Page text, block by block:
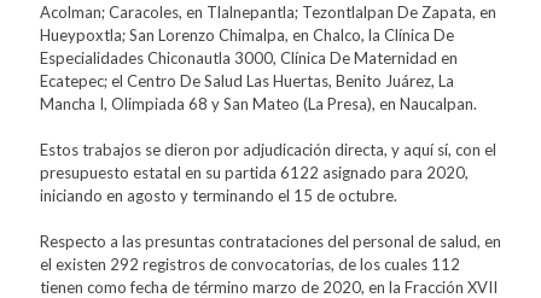
Acolman; Caracoles, en Tlalnepantla; Tezontlalpan De Zapata, en
Hueypoxtla; San Lorenzo Chimalpa, en Chalco, la Clínica De
Especialidades Chiconautla 3000, Clínica De Maternidad en
Ecatepec; el Centro De Salud Las Huertas, Benito Juárez, La
Mancha I, Olimpiada 68 y San Mateo (La Presa), en Naucalpan.
Estos trabajos se dieron por adjudicación directa, y aquí sí, con el
presupuesto estatal en su partida 6122 asignado para 2020,
iniciando en agosto y terminando el 15 de octubre.
Respecto a las presuntas contrataciones del personal de salud, en
el existen 292 registros de convocatorias, de los cuales 112
tienen como fecha de término marzo de 2020, en la Fracción XVII